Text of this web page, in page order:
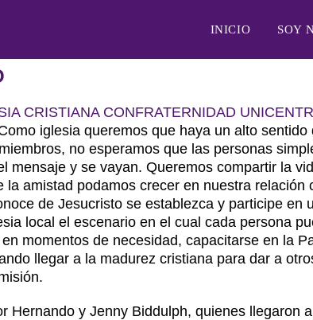
INICIO SOY
CRISTIANA CONFRATERNIDAD
iglesia queremos que haya un alto sentido
no esperamos que las personas
mensaje y se vayan. Queremos compartir la
amistad podamos crecer en nuestra relación
de Jesucristo se establezca y participe en
local el escenario en el cual cada persona
momentos de necesidad, capacitarse en la
llegar a la madurez cristiana para dar a
Hernando y Jenny Biddulph, quienes llegaron